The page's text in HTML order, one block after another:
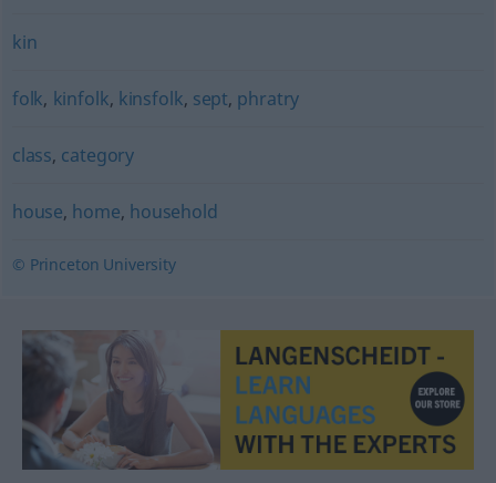
kin
folk, kinfolk, kinsfolk, sept, phratry
class, category
house, home, household
© Princeton University